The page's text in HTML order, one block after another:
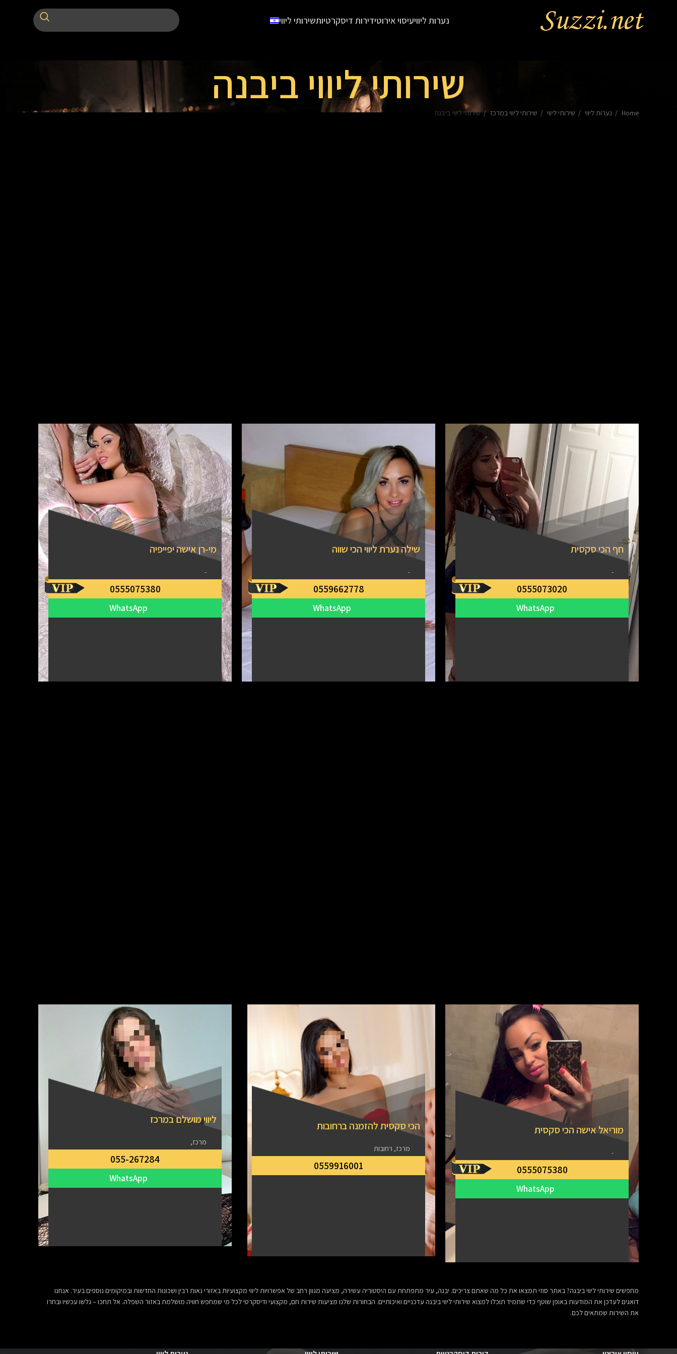
נערות ליוויעיסוי אירוטידירות דיסקרטיותשירותי ליווי
שירותי ליווי ביבנה
Home נערות ליווי שירותי ליווי שירותי ליווי במרכז שירותי ליווי ביבנה
חף הכי סקסית
-
0555073020
שילה נערת ליווי הכי שווה
-
0559662778
מי-רן אישה יפייפיה
-
0555075380
מוריאל אישה הכי סקסית
-
0555075380
הכי סקסית להזמנה ברחובות
מרכז, רחובות
0559916001
ליווי מושלם במרכז
מרכז,
055-267284
מחפשים שירותי ליווי ביבנה? באתר סוזי תמצאו את כל מה שאתם צריכים. יבנה, עיר מתפתחת עם היסטוריה עשירה, מציעה מגוון רחב של אפשרויות ליווי מקצועיות באזורי נאות רבין ושכונות החדשות ובמיקומים נוספים בעיר. אנחנו
דואגים לעדכן את המודעות באופן שוטף כדי שתמיד תוכלו למצוא שירותי ליווי ביבנה עדכניים ואיכותיים. הבחורות שלנו מציעות שירות חם, מקצועי ודיסקרטי לכל מי שמחפש חוויה מושלמת באזור השפלה. אל תחכו – גלשו עכשיו ובחרו
את השירות שמתאים לכם.